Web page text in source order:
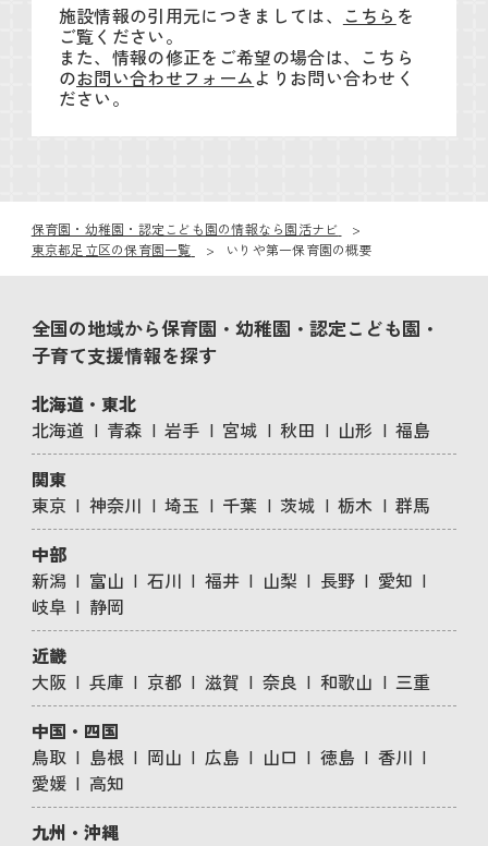
施設情報の引用元につきましては、 こちら を
ご覧ください。
また、情報の修正をご希望の場合は、こちら
のお問い合わせフォームよりお問い合わせく
ださい。
保育園・幼稚園・認定こども園の情報なら園活ナビ
東京都足立区の保育園一覧
いりや第一保育園の概要
全国の地域から保育園・幼稚園・認定こども園・
子育て支援情報を探す
北海道・東北
北海道
青森 岩手 宮城 秋田 山形
福島
関東
東京
神奈川 埼玉 千葉 茨城 栃木
群馬
中部
新潟
富山 石川 福井 山梨 長野
愛知
岐阜
静岡
近畿
大阪
兵庫 京都 滋賀 奈良 和歌山
三重
中国・四国
鳥取
島根 岡山 広島 山口 徳島
香川
愛媛
高知
九州・沖縄